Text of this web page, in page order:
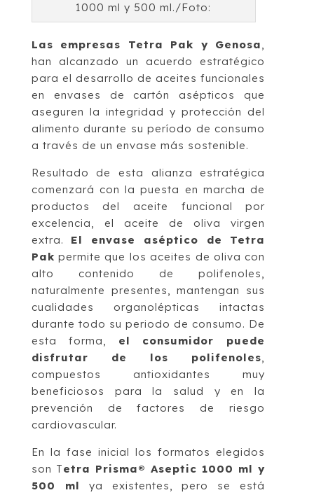
1000 ml y 500 ml./Foto:
Las empresas Tetra Pak y Genosa,
han alcanzado un acuerdo estratégico
para el desarrollo de aceites funcionales
en envases de cartón asépticos que
aseguren la integridad y protección del
alimento durante su período de consumo
a través de un envase más sostenible.
Resultado de esta alianza estratégica
comenzará con la puesta en marcha de
productos del aceite funcional por
excelencia, el aceite de oliva virgen
extra. El envase aséptico de Tetra
Pak permite que los aceites de oliva con
alto contenido de polifenoles,
naturalmente presentes, mantengan sus
cualidades organolépticas intactas
durante todo su periodo de consumo. De
esta forma, el consumidor puede
disfrutar de los polifenoles,
compuestos antioxidantes muy
beneficiosos para la salud y en la
prevención de factores de riesgo
cardiovascular.
En la fase inicial los formatos elegidos
son Tetra Prisma® Aseptic 1000 ml y
500 ml ya existentes, pero se está